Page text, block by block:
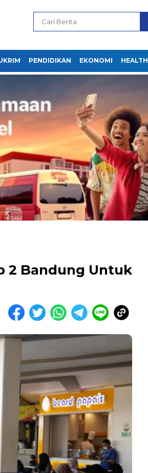
PENDIDIKAN EKONOMI HEALTH
2 Bandung Untuk